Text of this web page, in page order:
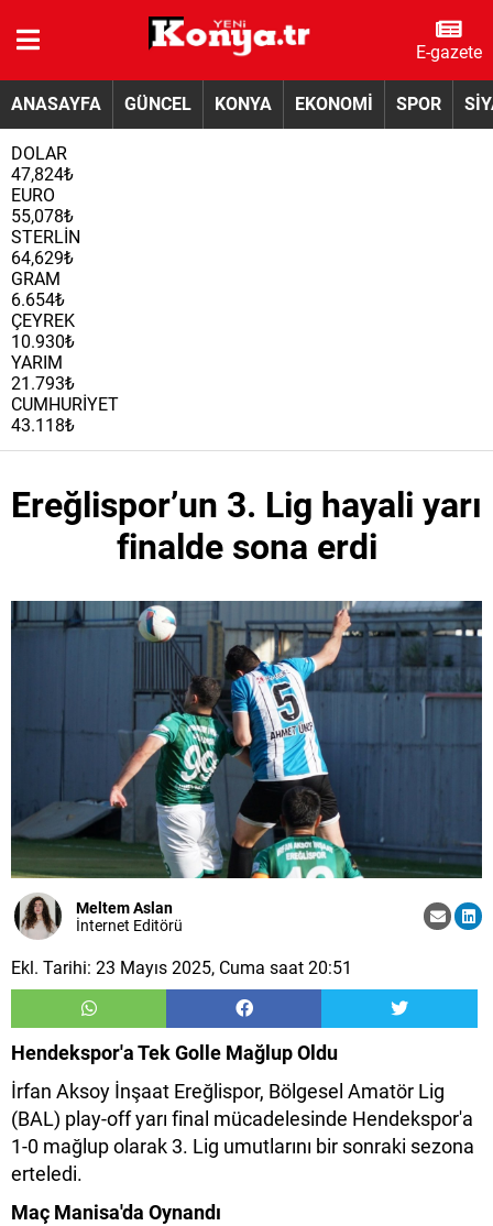
E-gazete
ANASAYFA GÜNCEL KONYA EKONOMİ SPOR
DOLAR
47,824₺
EURO
55,078₺
STERLİN
64,629₺
GRAM
6.654₺
ÇEYREK
10.930₺
YARIM
21.793₺
CUMHURİYET
43.118₺
Ereğlispor’un 3. Lig hayali yarı
finalde sona erdi
Meltem Aslan
İnternet Editörü
Ekl. Tarihi: 23 Mayıs 2025, Cuma saat 20:51
Hendekspor'a Tek Golle Mağlup Oldu
İrfan Aksoy İnşaat Ereğlispor, Bölgesel Amatör Lig
(BAL) play-off yarı final mücadelesinde Hendekspor'a
1-0 mağlup olarak 3. Lig umutlarını bir sonraki sezona
erteledi.
Maç Manisa'da Oynandı